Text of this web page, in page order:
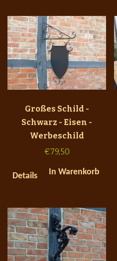
Großes Schild -
Schwarz - Eisen -
Werbeschild
€79,50
Details In Warenkorb